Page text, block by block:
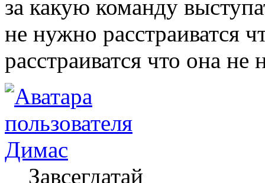
за какую команду
не нужно расстраиватся
расстраиватся что она не
Димас
Завсегдатай